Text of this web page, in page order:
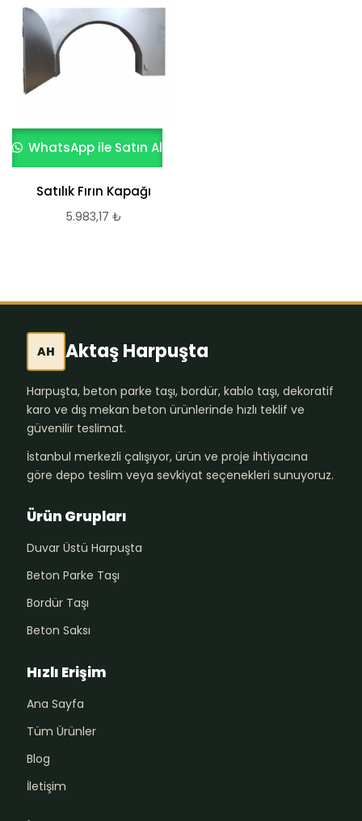
WhatsApp ile Satın Al
Satılık Fırın Kapağı
5.983,17 ₺
AH Aktaş Harpuşta
Harpuşta, beton parke taşı, bordür, kablo taşı, dekoratif
karo ve dış mekan beton ürünlerinde hızlı teklif ve
güvenilir teslimat.
İstanbul merkezli çalışıyor, ürün ve proje ihtiyacına
göre depo teslim veya sevkiyat seçenekleri sunuyoruz.
Ürün Grupları
Duvar Üstü Harpuşta
Beton Parke Taşı
Bordür Taşı
Beton Saksı
Hızlı Erişim
Ana Sayfa
Tüm Ürünler
Blog
İletişim